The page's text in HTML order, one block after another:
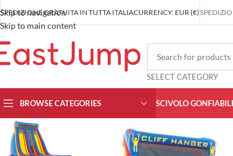
Skip to navigation
Skip to main content
SPEDIZIONE GRATUITA IN TUTTA ITALIACURRENCY: EUR (€)
SELECT CATEGORY
BROWSE CATEGORIES SCIVOLO